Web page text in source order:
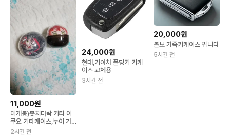
11,000원
미개봉)봇치더락 키타 이
쿠요 기타케이스,누이 가
챠 2종 세트 판매
2시간 전
24,000원
현대,기아차 폴딩키 키케
이스 교체용
3시간 전
20,000원
볼보 가죽키케이스 팝니다
5시간 전